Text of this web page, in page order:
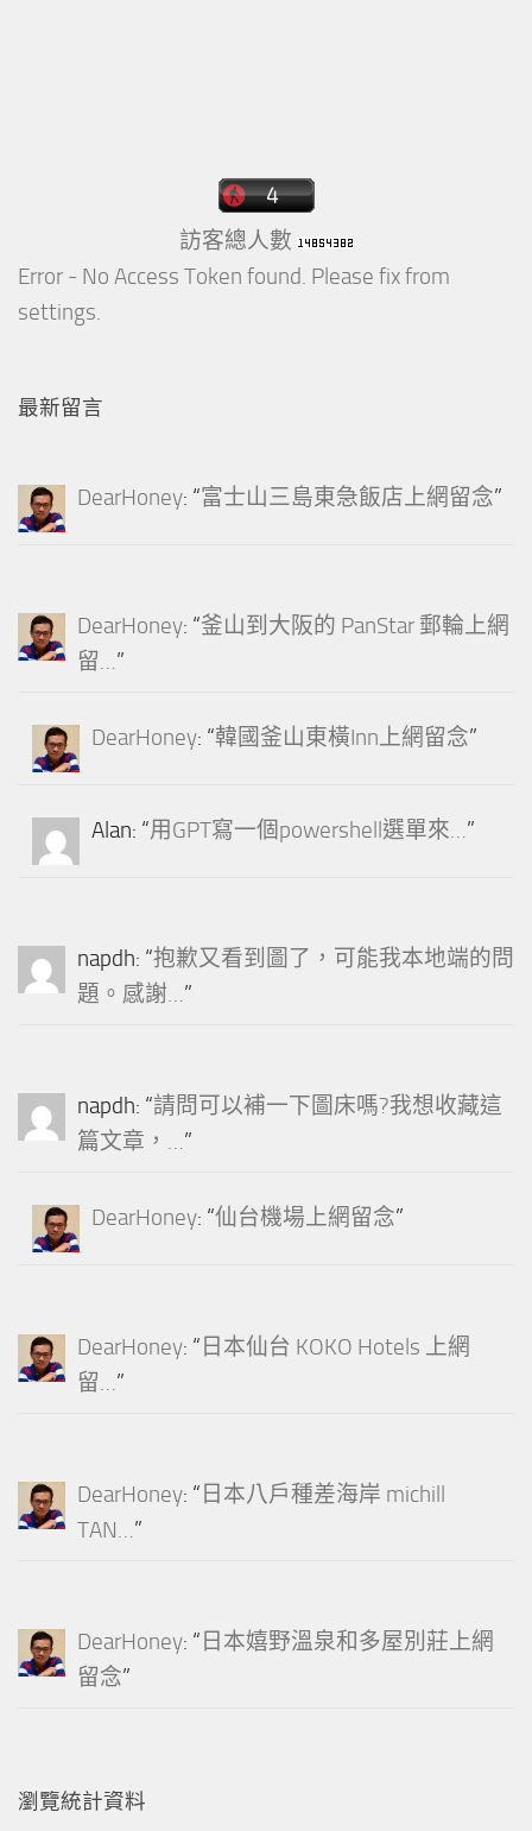
訪客總人數
Error - No Access Token found. Please fix from
settings.
最新留言
DearHoney: “富士山三島東急飯店上網留念”
DearHoney: “釜山到大阪的 PanStar 郵輪上網
留…”
DearHoney: “韓國釜山東橫Inn上網留念”
Alan: “用GPT寫一個powershell選單來…”
napdh: “抱歉又看到圖了，可能我本地端的問
題。感謝…”
napdh: “請問可以補一下圖床嗎?我想收藏這
篇文章，…”
DearHoney: “仙台機場上網留念”
DearHoney: “ 日本仙台 KOKO Hotels 上網
留…”
DearHoney: “ 日本八戶種差海岸 michill
TAN…”
DearHoney: “ 日本嬉野溫泉和多屋別莊上網
留念”
瀏覽統計資料